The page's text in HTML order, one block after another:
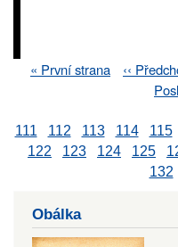
First
« První strana
Previous
‹‹
Last
111 112 113 114 115
122
123 124 125
132
Obálka